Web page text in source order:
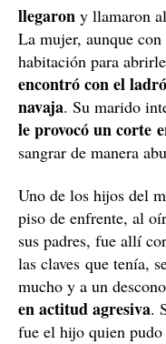
llegaron y llamaron
La mujer, aunque
habitación para
encontró con el
navaja. Su marido
le provocó un corte
sangrar de manera